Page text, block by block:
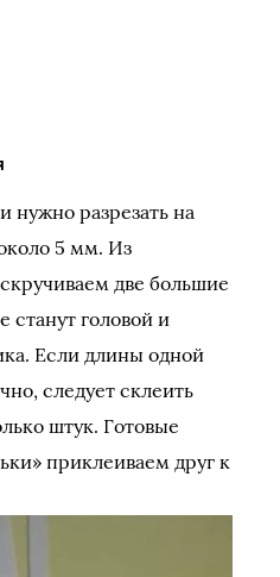
нужно разрезать на
5 мм. Из
две большие
станут головой и
Если длины одной
следует склеить
штук. Готовые
приклеиваем друг к